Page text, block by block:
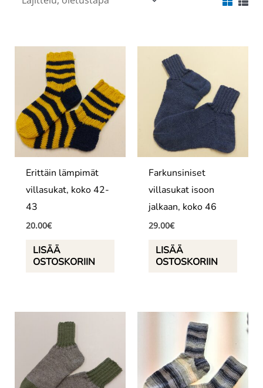
Erittäin lämpimät
villasukat, koko 42-
43
20.00€
LISÄÄ
OSTOSKORIIN
Farkunsiniset
villasukat isoon
jalkaan, koko 46
29.00€
LISÄÄ
OSTOSKORIIN